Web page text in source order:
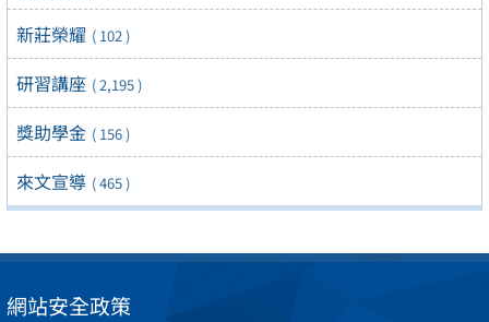
新莊榮耀 ( 102 )
研習講座 ( 2,195 )
獎助學金 ( 156 )
來文宣導 ( 465 )
網站安全政策